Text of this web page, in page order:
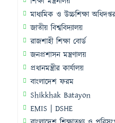
মাধ্যমিক ও উচ্চশিক্ষা
জাতীয় বিশ্ববিদ্যালয়
রাজশাহী শিক্ষা বোর্ড
জনপ্রশাসন মন্ত্রণালয়
প্রধানমন্ত্রীর কার্যালয়
বাংলাদেশ ফরম
Shikkhak Batayon
EMIS | DSHE